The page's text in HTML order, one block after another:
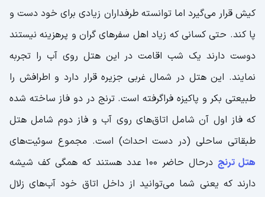
کیش قرار می‌گیرد اما توانسته طرفداران زیادی برای خود دست و
پا کند. حتی کسانی که زیاد اهل سفرهای گران و پرهزینه نیستند
دوست دارند یک شب اقامت در این هتل روی آب را تجربه
نمایند. این هتل در شمال غربی جزیره قرار دارد و اطرافش را
طبیعتی بکر و پاکیزه فراگرفته است. ترنج در دو فاز ساخته شده
که فاز اول آن شامل اتاق‌های روی آب و فاز دوم شامل هتل
طبقاتی ساحلی (در دست احداث) است. مجموع سوئیت‌های
هتل ترنج
درحال حاضر 100 عدد هستند که همگی کف شیشه‌
دارند که یعنی شما می‌توانید از داخل اتاق‌ خود آب‌های زلال